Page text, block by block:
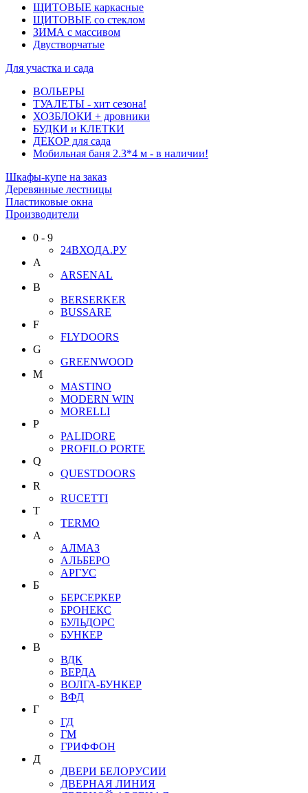
ЩИТОВЫЕ каркасные
ЩИТОВЫЕ со стеклом
ЗИМА с массивом
Двустворчатые
Для участка и сада
ВОЛЬЕРЫ
ТУАЛЕТЫ - хит сезона!
ХОЗБЛОКИ + дровники
БУДКИ и КЛЕТКИ
ДЕКОР для сада
Мобильная баня 2.3*4 м - в наличии!
Шкафы-купе на заказ
Деревянные лестницы
Пластиковые окна
Производители
0 - 9
24ВХОДА.РУ
A
ARSENAL
B
BERSERKER
BUSSARE
F
FLYDOORS
G
GREENWOOD
M
MASTINO
MODERN WIN
MORELLI
P
PALIDORE
PROFILO PORTE
Q
QUESTDOORS
R
RUCETTI
T
TERMO
А
АЛМАЗ
АЛЬБЕРО
АРГУС
Б
БЕРСЕРКЕР
БРОНЕКС
БУЛЬДОРС
БУНКЕР
В
ВДК
ВЕРДА
ВОЛГА-БУНКЕР
ВФД
Г
ГД
ГМ
ГРИФФОН
Д
ДВЕРИ БЕЛОРУСИИ
ДВЕРНАЯ ЛИНИЯ